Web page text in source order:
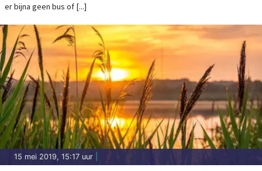
er bijna geen bus of [...]
15 mei 2019, 15:17 uur